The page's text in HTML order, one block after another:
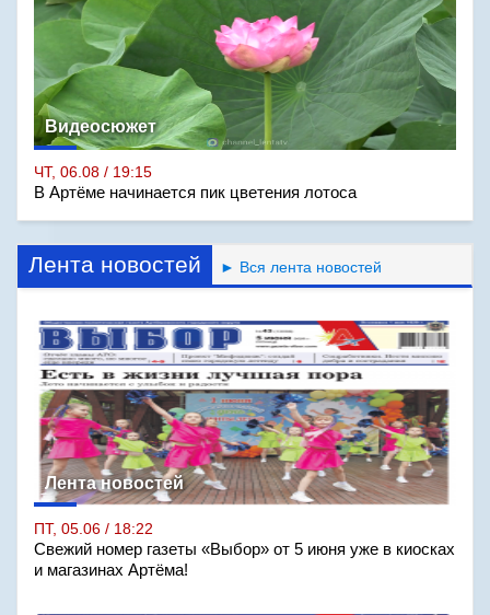
Видеосюжет
ЧТ, 06.08 / 19:15
В Артёме начинается пик цветения лотоса
Лента новостей ► Вся лента новостей
Лента новостей
ПТ, 05.06 / 18:22
Свежий номер газеты «Выбор» от 5 июня уже в киосках
и магазинах Артёма!